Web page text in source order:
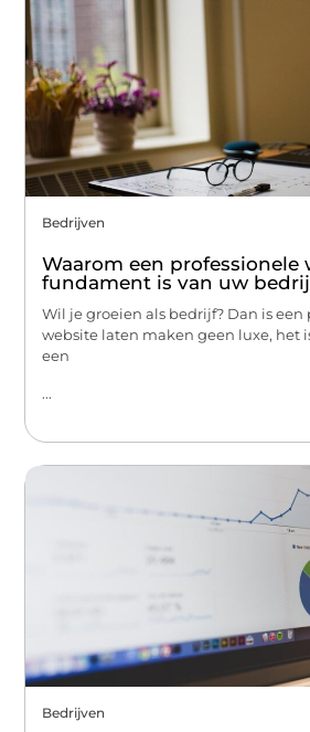
Bedrijven
Waarom een professionele
fundament is van uw
Wil je groeien als bedrijf? Dan is een
website laten maken geen luxe, het
een
...
Bedrijven